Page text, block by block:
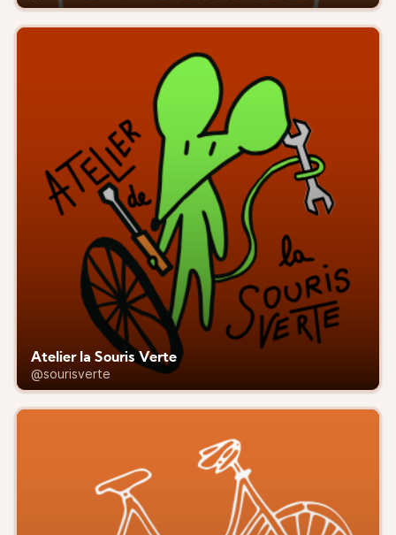
Atelier la Souris Verte
@sourisverte